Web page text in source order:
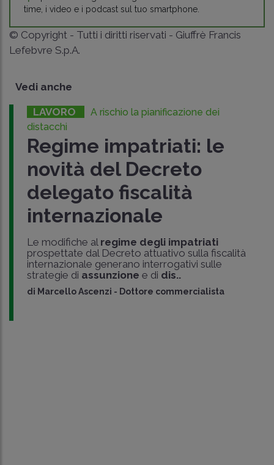
time, i video e i podcast sul tuo smartphone.
© Copyright - Tutti i diritti riservati - Giuffrè Francis
Lefebvre S.p.A.
Vedi anche
LAVORO
A rischio la pianificazione dei
distacchi
Regime impatriati: le
novità del Decreto
delegato fiscalità
internazionale
Le modifiche al regime degli impatriati
prospettate dal Decreto attuativo sulla fiscalità
internazionale generano interrogativi sulle
strategie di assunzione e di dis..
di Marcello Ascenzi - Dottore commercialista